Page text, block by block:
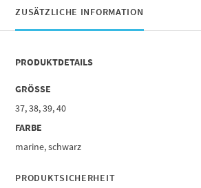
ZUSÄTZLICHE INFORMATION
PRODUKTDETAILS
GRÖSSE
37, 38, 39, 40
FARBE
marine, schwarz
PRODUKTSICHERHEIT